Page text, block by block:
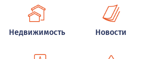
Недвижимость Новости